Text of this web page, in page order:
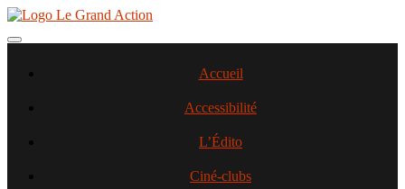
Aller
contenu
Toggle navigation
Accueil
Accessibilité
L’Édito
Ciné-clubs